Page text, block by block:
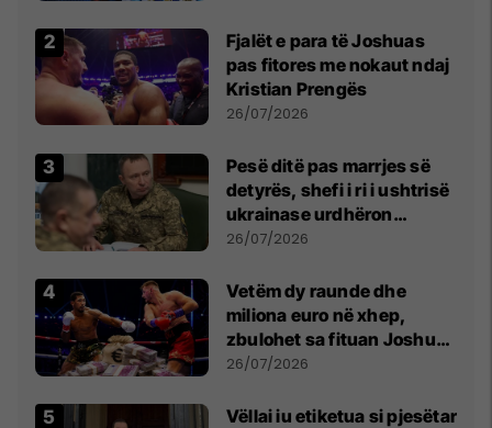
Fjalët e para të Joshuas
pas fitores me nokaut ndaj
Kristian Prengës
26/07/2026
Pesë ditë pas marrjes së
detyrës, shefi i ri i ushtrisë
ukrainase urdhëron
kontroll të madh
26/07/2026
Vetëm dy raunde dhe
miliona euro në xhep,
zbulohet sa fituan Joshua
e Prenga
26/07/2026
Vëllai iu etiketua si pjesëtar